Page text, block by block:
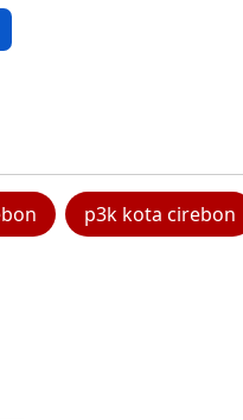
p3k kota cirebon